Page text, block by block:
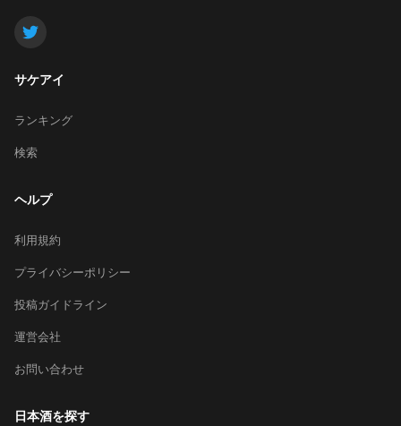
サケアイ
ランキング
検索
ヘルプ
利用規約
プライバシーポリシー
投稿ガイドライン
運営会社
お問い合わせ
日本酒を探す